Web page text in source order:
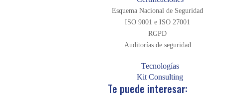
Esquema Nacional de Seguridad
ISO 9001 e ISO 27001
RGPD
Auditorías de seguridad
Tecnologías
Kit Consulting
Te puede interesar: